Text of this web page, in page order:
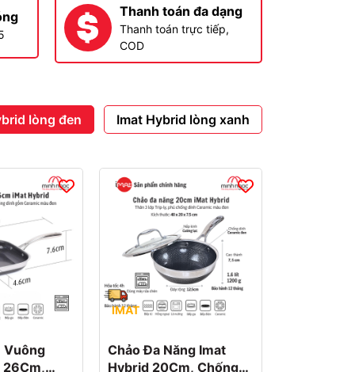
Thanh toán đa dạng
Thanh toán trực tiếp,
COD
lòng đen Imat Hybrid lòng xanh
Vuông
26Cm,
IMAT
Chảo Đa Năng Imat
Hybrid 20Cm, Chống